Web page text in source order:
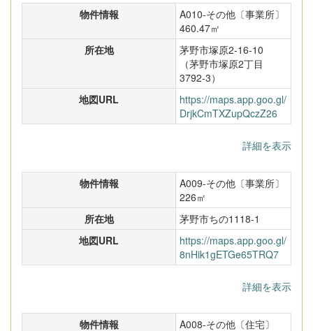
物件情報
A010-その他〔事業所〕
460.47㎡
所在地
茅野市塚原2-16-10
（茅野市塚原2丁目
3792-3）
地図URL
https://maps.app.goo.gl/
DrjkCmTXZupQczZ26
詳細を表示
物件情報
A009-その他〔事業所〕
226㎡
所在地
茅野市ちの1118-1
地図URL
https://maps.app.goo.gl/
8nHik1gETGe65TRQ7
詳細を表示
物件情報
A008-その他〔住宅〕